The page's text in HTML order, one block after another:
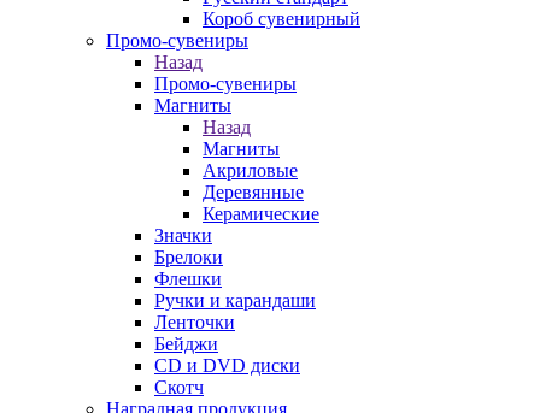
Короб сувенирный
Промо-сувениры
Назад
Промо-сувениры
Магниты
Назад
Магниты
Акриловые
Деревянные
Керамические
Значки
Брелоки
Флешки
Ручки и карандаши
Ленточки
Бейджи
CD и DVD диски
Скотч
Наградная продукция